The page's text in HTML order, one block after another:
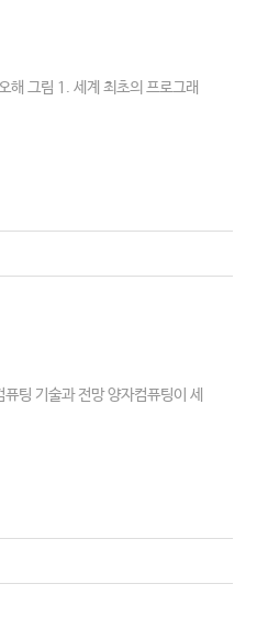
해 그림 1. 세계 최초의 프로그래
팅 기술과 전망 양자컴퓨팅이 세